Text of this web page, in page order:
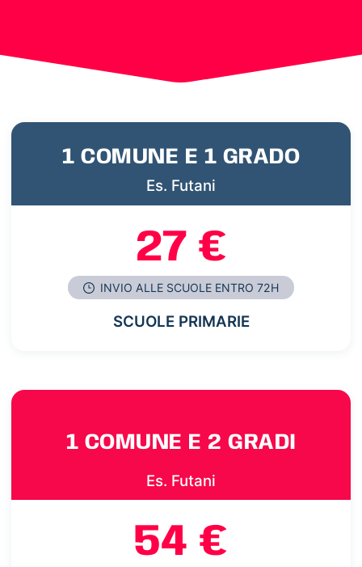
1 COMUNE E 1 GRADO
Es. Futani
27 €
INVIO ALLE SCUOLE ENTRO 72H
SCUOLE PRIMARIE
1 COMUNE E 2 GRADI
Es. Futani
54 €